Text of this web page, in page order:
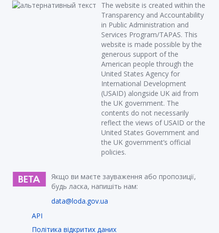
The website is created within the
Transparency and Accountability
in Public Administration and
Services Program/TAPAS. This
website is made possible by the
generous support of the
American people through the
United States Agency for
International Development
(USAID) alongside UK aid from
the UK government. The
contents do not necessarily
reflect the views of USAID or the
United States Government and
the UK government’s official
policies.
Якщо ви маєте зауваження або пропозиції,
будь ласка, напишіть нам:
data@loda.gov.ua
API
Політика відкритих даних